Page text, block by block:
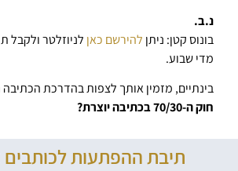
נ.ב.
בונוס קטן: ניתן להירשם כאן לניוזלטר ולקבל
מדי שבוע.
בינתיים, מזמין אותך לצפות בהדרכת
חוק ה-70/30 בכתיבה יוצרת?
תיבת ההפתעות לכותבים